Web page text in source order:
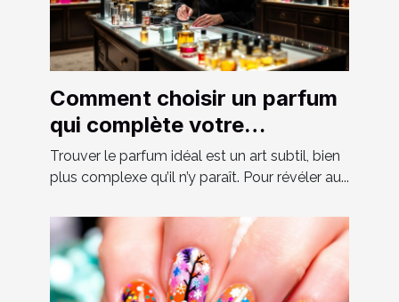
Comment choisir un parfum
qui complète votre
personnalité?
Trouver le parfum idéal est un art subtil, bien
plus complexe qu’il n’y paraît. Pour révéler au...